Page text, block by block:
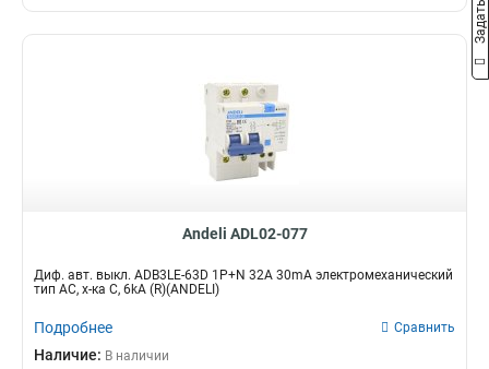
Andeli ADL02-077
Диф. авт. выкл. ADB3LE-63D 1P+N 32А 30mA электромеханический
тип AС, х-ка С, 6kA (R)(ANDELI)
Подробнее Сравнить
Наличие: В наличии